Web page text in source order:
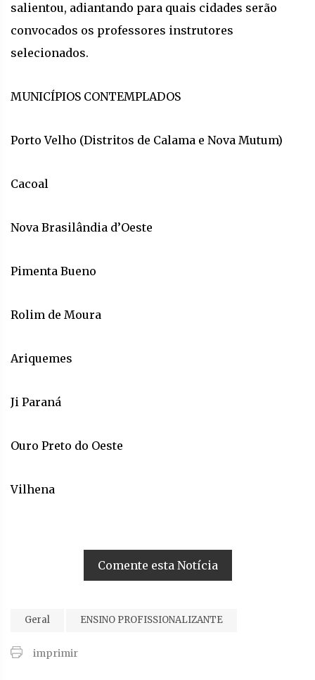
salientou, adiantando para quais cidades serão
convocados os professores instrutores
selecionados.
MUNICÍPIOS CONTEMPLADOS
Porto Velho (Distritos de Calama e Nova Mutum)
Cacoal
Nova Brasilândia d’Oeste
Pimenta Bueno
Rolim de Moura
Ariquemes
Ji Paraná
Ouro Preto do Oeste
Vilhena
Comente esta Notícia
Geral ENSINO PROFISSIONALIZANTE
imprimir